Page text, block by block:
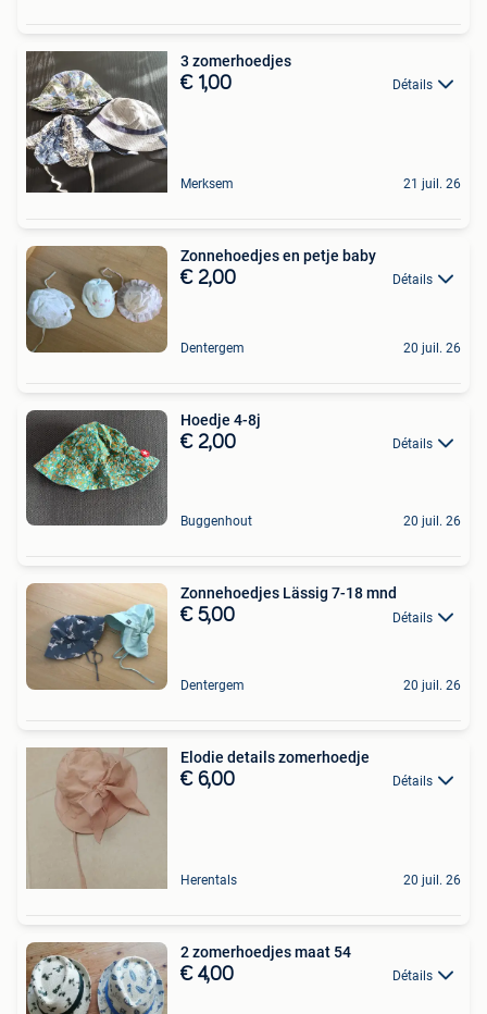
3 zomerhoedjes
€ 1,00 Détails
Merksem 21 juil. 26
Zonnehoedjes en petje baby
€ 2,00 Détails
Dentergem 20 juil. 26
Hoedje 4-8j
€ 2,00 Détails
Buggenhout 20 juil. 26
Zonnehoedjes Lässig 7-18 mnd
€ 5,00 Détails
Dentergem 20 juil. 26
Elodie details zomerhoedje
€ 6,00 Détails
Herentals 20 juil. 26
2 zomerhoedjes maat 54
€ 4,00 Détails